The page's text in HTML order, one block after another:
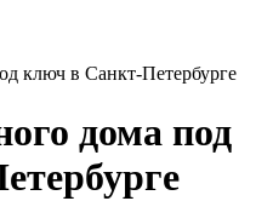
ключ в Санкт-Петербурге
дома под